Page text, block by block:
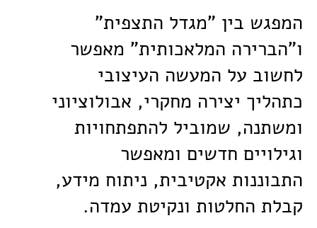
המפגש בין "מגדל התצפית"
ו"הברירה המלאכותית" מאפשר
לחשוב על המעשה העיצובי
כתהליך יצירה מחקרי, אבולוציוני
ומשתנה, שמוביל להתפתחויות
וגילויים חדשים ומאפשר
התבוננות אקטיבית, ניתוח מידע,
קבלת החלטות ונקיטת עמדה.